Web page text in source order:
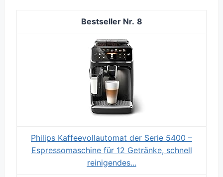
8
Philips Kaffeevollautomat der Serie 5400 –
Espressomaschine für 12 Getränke, schnell
reinigendes...